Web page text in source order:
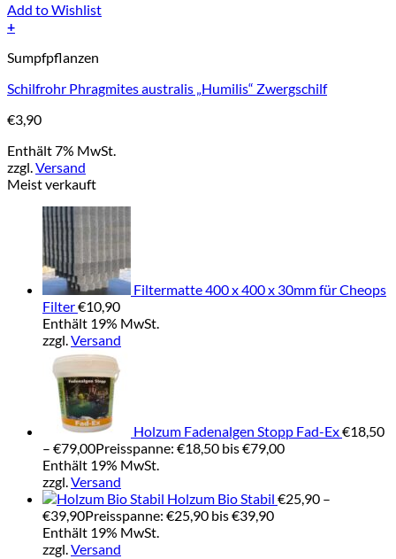
Add to Wishlist
+
Sumpfpflanzen
Schilfrohr Phragmites australis „Humilis“ Zwergschilf
€3,90
Enthält 7% MwSt.
zzgl.Versand
Meist verkauft
Filtermatte 400 x 400 x 30mm für Cheops
Filter€10,90
Enthält 19% MwSt.
zzgl.Versand
Holzum Fadenalgen Stopp Fad-Ex€18,50
– €79,00Preisspanne: €18,50 bis €79,00
Enthält 19% MwSt.
zzgl.Versand
Holzum Bio Stabil €25,90 –
€39,90Preisspanne: €25,90 bis €39,90
Enthält 19% MwSt.
zzgl.Versand